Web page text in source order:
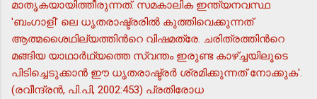
മാതൃകയായിത്തീരുന്നത്. സമകാലിക ഇന്ത്യനവസ്ഥ
'ബംഗാളി' ലെ ധൃതരാഷ്ട്രരില്‍ കുത്തിവെക്കുന്നത്
ആത്മശൈഥില്യത്തിന്‍റെ വിഷമത്രേ. ചരിത്രത്തിന്‍റെ
മങ്ങിയ യാഥാര്‍ഥ്യത്തെ സ്വന്തം ഇരുണ്ട കാഴ്ച്ചയിലൂടെ
പിടിച്ചെടുക്കാന്‍ ഈ ധൃതരാഷ്ട്രര്‍ ശ്രമിക്കുന്നത് നോക്കുക'.
(രവീന്ദ്രന്‍, പി.പി, 2002:453) പ്രതിരോധ